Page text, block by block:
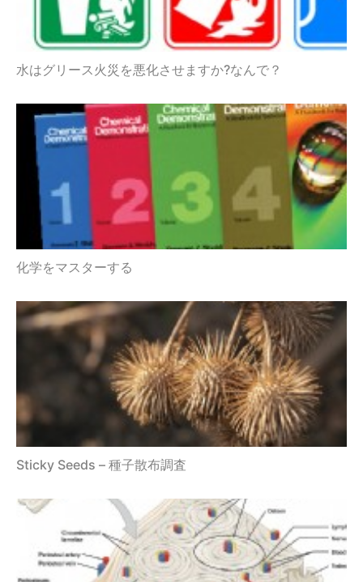
水はグリース火災を悪化させますか?なんで？
化学をマスターする
Sticky Seeds – 種子散布調査